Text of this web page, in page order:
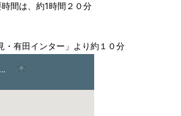
間は、約1時間２０分
・有田インター」より約１０分